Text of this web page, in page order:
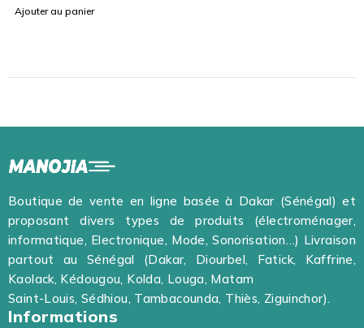
Boutique de vente en ligne basée à Dakar (Sénégal) et
proposant divers types de produits (électroménager,
informatique, Electronique, Mode, Sonorisation…) Livraison
partout au Sénégal (Dakar, Diourbel, Fatick, Kaffrine,
Kaolack, Kédougou, Kolda, Louga, Matam
Saint-Louis, Sédhiou, Tambacounda, Thiès, Ziguinchor).
Informations